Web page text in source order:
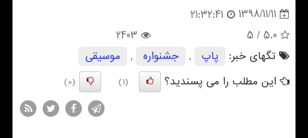
1398/11/11
21:32:41
5.0
/ 5
2403
تگهای خبر:
پاپ , جشنواره ,
موسیقی
این مطلب را می پسندید؟
(1)
(0)